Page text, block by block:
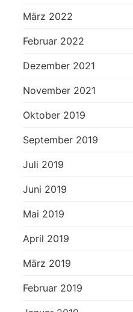
März 2022
Februar 2022
Dezember 2021
November 2021
Oktober 2019
September 2019
Juli 2019
Juni 2019
Mai 2019
April 2019
März 2019
Februar 2019